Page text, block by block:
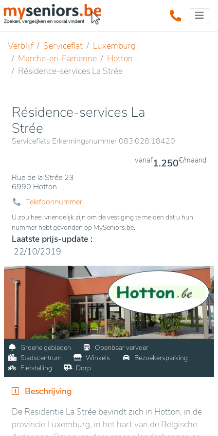
Verblijf Serviceflat
Luxemburg
Marche-en-Famenne
Hotton
Résidence-services La Strée
Résidence-services La
Strée
Serviceflats Erkenningsnummer 083.028.18420
Rue de la Strée 23
6990 Hotton
vanaf1.250€/maand
Telefoonnummer
U zou heel vriendelijk zijn om de vestiging te melden dat u hun
nummer hebt gevonden op MySeniors.be.
Laatste prijs-update :
22/10/2019
Groene gebieden
Openbaar vervoer
Stadscentrum
Winkels
Bezoekersparking
Fietstalling
Dorp
Beschrijving
De Residentie La Strée bevindt zich in Hotton, in de
provincie Luxemburg, in het hart van de Belgische